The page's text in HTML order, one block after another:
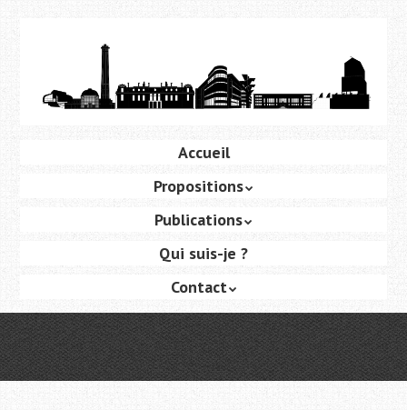
principal
au
Accueil
Propositions
Publications
Qui suis-je ?
Contact